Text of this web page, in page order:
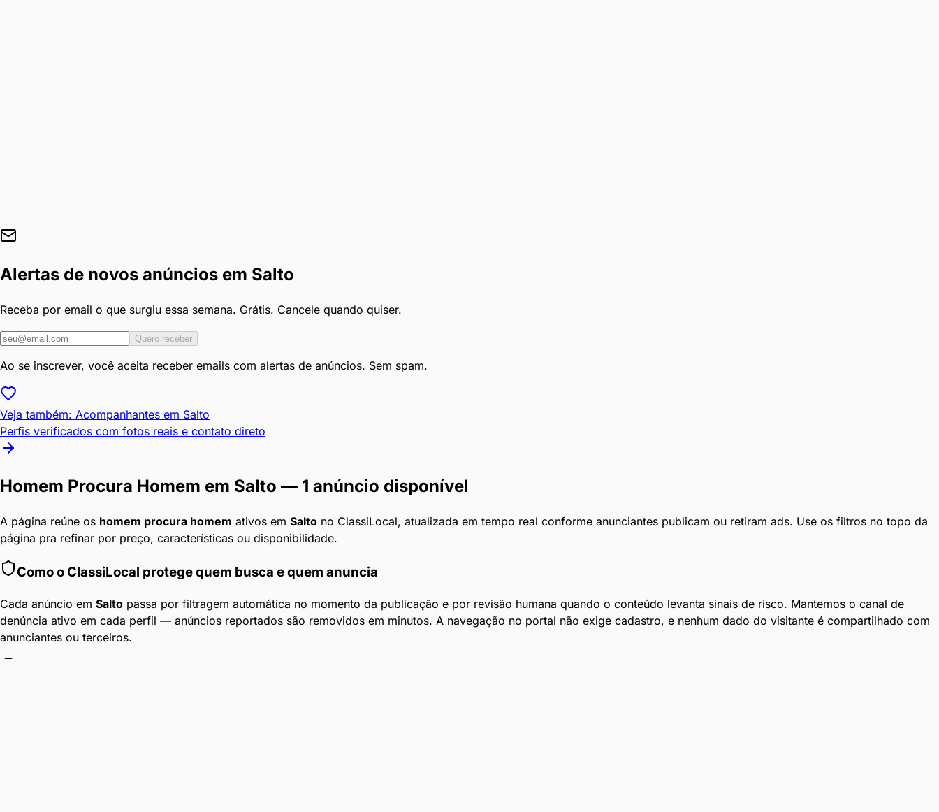
Alertas de novos anúncios em Salto
Receba por email o que surgiu essa semana. Grátis. Cancele quando quiser.
Quero receber
Ao se inscrever, você aceita receber emails com alertas de anúncios. Sem spam.
Veja também: Acompanhantes em Salto
Perfis verificados com fotos reais e contato direto
Homem Procura Homem em Salto — 1 anúncio disponível
A página reúne os homem procura homem ativos em Salto no ClassiLocal, atualizada em tempo real conforme anunciantes publicam ou retiram ads. Use os filtros no topo da
página pra refinar por preço, características ou disponibilidade.
Como o ClassiLocal protege quem busca e quem anuncia
Cada anúncio em Salto passa por filtragem automática no momento da publicação e por revisão humana quando o conteúdo levanta sinais de risco. Mantemos o canal de
denúncia ativo em cada perfil — anúncios reportados são removidos em minutos. A navegação no portal não exige cadastro, e nenhum dado do visitante é compartilhado com
anunciantes ou terceiros.